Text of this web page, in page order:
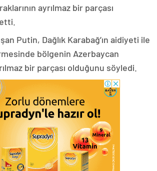
ayrılmaz bir parçası
Putin, Dağlık Karabağ’ın aidiyeti ile
bölgenin Azerbaycan
bir parçası olduğunu söyledi.